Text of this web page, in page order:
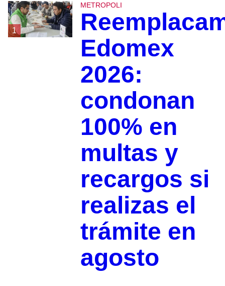
1
METROPOLI
Edomex
2026:
condonan
100% en
multas y
recargos si
realizas el
trámite en
agosto